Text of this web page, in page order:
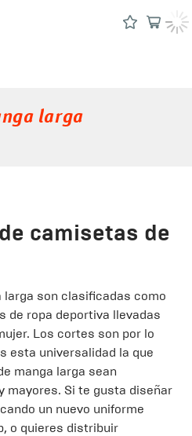
larga
camisetas de
son clasificadas como
de ropa deportiva llevadas
Los cortes son por lo
esta universalidad la que
manga larga sean
mayores. Si te gusta diseñar
un nuevo uniforme
o quieres distribuir